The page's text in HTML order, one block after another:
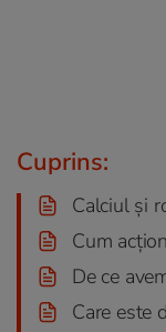
Cuprins:
Calciul și
Cum
De ce
Care este